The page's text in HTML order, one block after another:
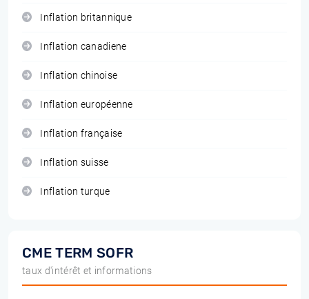
Inflation britannique
Inflation canadiene
Inflation chinoise
Inflation européenne
Inflation française
Inflation suisse
Inflation turque
CME TERM SOFR
taux d'intérêt et informations